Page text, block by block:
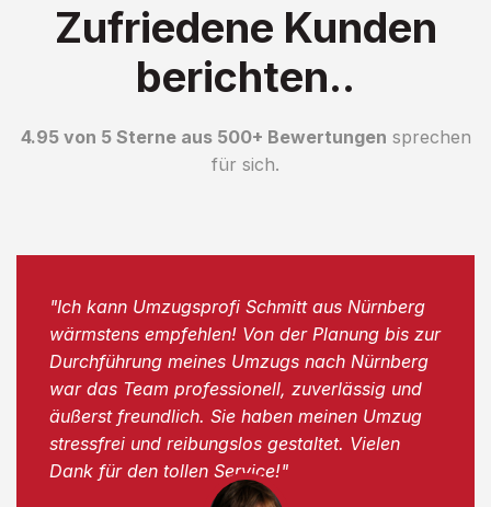
Zufriedene Kunden
berichten..
4.95 von 5 Sterne aus 500+ Bewertungen sprechen
für sich.
"Ich kann Umzugsprofi Schmitt aus Nürnberg
wärmstens empfehlen! Von der Planung bis zur
Durchführung meines Umzugs nach Nürnberg
war das Team professionell, zuverlässig und
äußerst freundlich. Sie haben meinen Umzug
stressfrei und reibungslos gestaltet. Vielen
Dank für den tollen Service!"